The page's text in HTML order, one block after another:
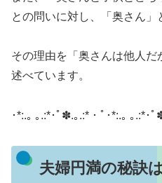
との問いに対し、「奥さん」
その理由を「奥さんは他人だ
述べています。
･*:.｡ ｡.:*･ﾟ✽.｡.:*・ﾟ･*:.｡ ｡.:*･ﾟ
夫婦円満の秘訣